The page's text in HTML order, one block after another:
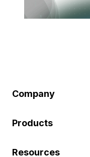
Company
Products
Resources